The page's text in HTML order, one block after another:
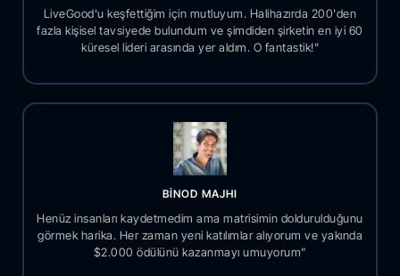
LiveGood'u keşfettiğim için mutluyum. Halihazırda 200'den
fazla kişisel tavsiyede bulundum ve şimdiden şirketin en iyi 60
küresel lideri arasında yer aldım. O fantastik!"
BİNOD MAJHI
Henüz insanları kaydetmedim ama matrisimin doldurulduğunu
görmek harika. Her zaman yeni katılımlar alıyorum ve yakında
$2.000 ödülünü kazanmayı umuyorum”